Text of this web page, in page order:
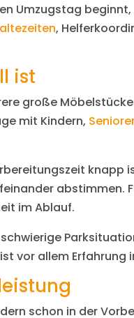
Umzugstag
,
ist
große
mit Kindern,
knapp
abstimmen.
im Ablauf.
vor allem Erfahrung
schon in der